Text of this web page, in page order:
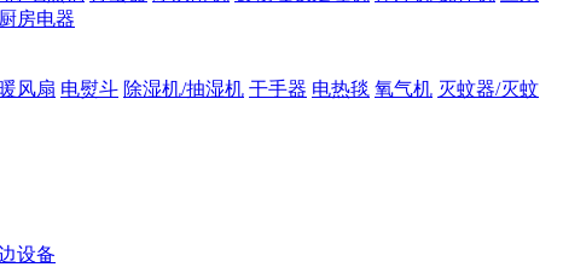
房电器
风扇 电熨斗 除湿机/抽湿机 干手器 电热毯 氧气机 灭蚊器/灭蚊
设备